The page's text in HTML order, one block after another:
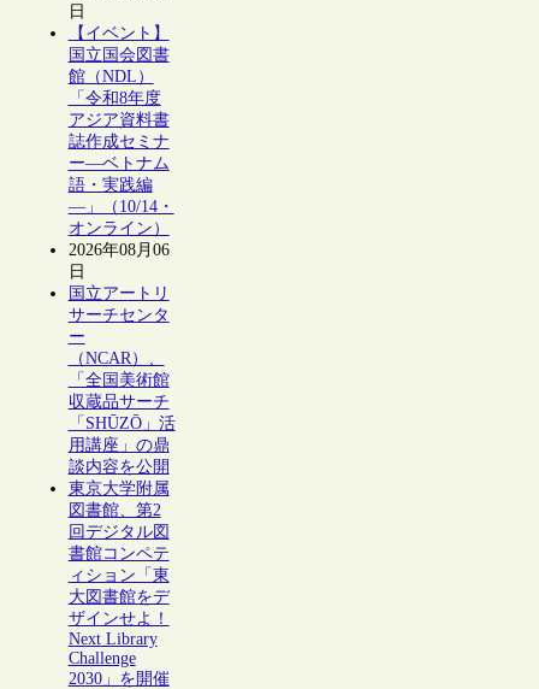
日
【イベント】
国立国会図書
館（NDL）
「令和8年度
アジア資料書
誌作成セミナ
ー―ベトナム
語・実践編
―」（10/14・
オンライン）
2026年08月06
日
国立アートリ
サーチセンタ
ー
（NCAR）、
「全国美術館
収蔵品サーチ
「SHŪZŌ」活
用講座」の鼎
談内容を公開
東京大学附属
図書館、第2
回デジタル図
書館コンペテ
ィション「東
大図書館をデ
ザインせよ！
Next Library
Challenge
2030」を開催